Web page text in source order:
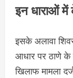
इन धाराओं
इसके अलावा
आधार पर ठाणे
खिलाफ मामला